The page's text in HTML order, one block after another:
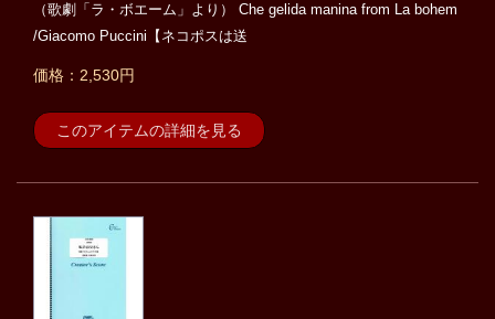
（歌劇「ラ・ボエーム」より） Che gelida manina from La bohem
/Giacomo Puccini【ネコポスは送
価格：2,530円
このアイテムの詳細を見る